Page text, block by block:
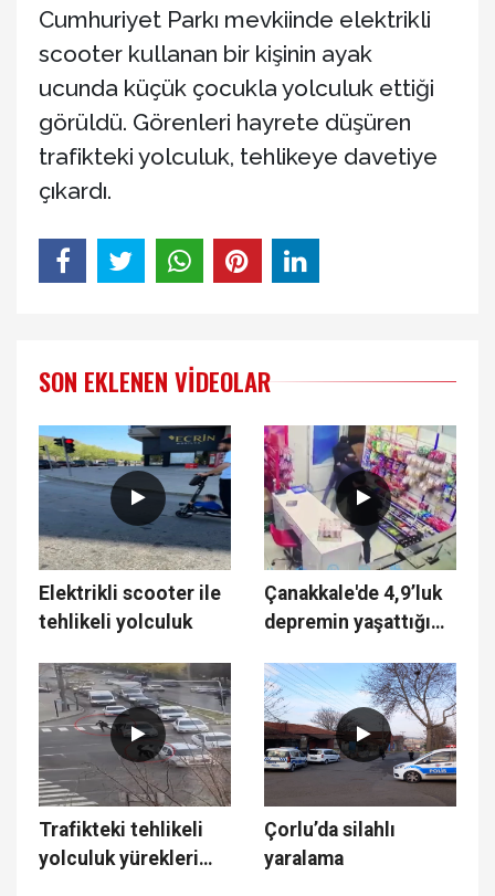
Cumhuriyet Parkı mevkiinde elektrikli
scooter kullanan bir kişinin ayak
ucunda küçük çocukla yolculuk ettiği
görüldü. Görenleri hayrete düşüren
trafikteki yolculuk, tehlikeye davetiye
çıkardı.
SON EKLENEN VIDEOLAR
Elektrikli scooter ile
tehlikeli yolculuk
Çanakkale'de 4,9’luk
depremin yaşattığı
güvenlik kamerasında
Trafikteki tehlikeli
yolculuk yürekleri
Çorlu’da silahlı
yaralama